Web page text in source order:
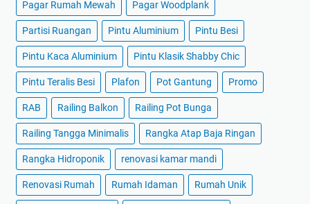
Pagar Rumah Mewah Pagar Woodplank
Partisi Ruangan Pintu Aluminium Pintu Besi
Pintu Kaca Aluminium Pintu Klasik Shabby Chic
Pintu Teralis Besi Plafon Pot Gantung Promo
RAB Railing Balkon Railing Pot Bunga
Railing Tangga Minimalis Rangka Atap Baja Ringan
Rangka Hidroponik renovasi kamar mandi
Renovasi Rumah Rumah Idaman Rumah Unik